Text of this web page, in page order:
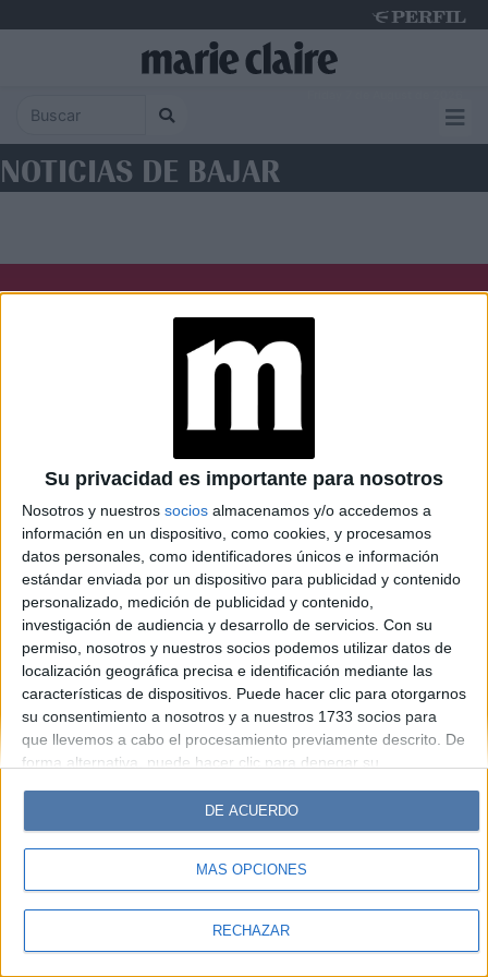
Su privacidad es importante para nosotros
Nosotros y nuestros socios almacenamos y/o accedemos a
información en un dispositivo, como cookies, y procesamos
datos personales, como identificadores únicos e información
estándar enviada por un dispositivo para publicidad y contenido
personalizado, medición de publicidad y contenido,
investigación de audiencia y desarrollo de servicios. Con su
permiso, nosotros y nuestros socios podemos utilizar datos de
localización geográfica precisa e identificación mediante las
características de dispositivos. Puede hacer clic para otorgarnos
su consentimiento a nosotros y a nuestros 1733 socios para
que llevemos a cabo el procesamiento previamente descrito. De
forma alternativa, puede hacer clic para denegar su
cambiar sus preferencias antes de otorgar su consentimiento.
Tenga en cuenta que algún procesamiento de sus datos
personales puede no requerir de su consentimiento, pero usted
tiene el derecho de rechazar tal procesamiento. Sus
sus preferencias o retirar su consentimiento en cualquier
MÁS OPCIONES
RECHAZAR
DE ACUERDO
NOTICIAS DE BAJAR
Caras Noticias
Weekend Parabrisas
Look
Luz Mía Lunateen Break BATimes
© Perfil.com 2006-2019 - Todos los derechos reservados
Registro de Propiedad Intelectual: Nro. 5346433